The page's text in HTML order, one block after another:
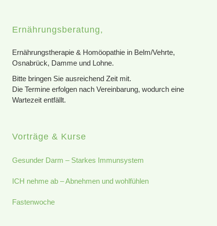
Ernährungsberatung,
Ernährungstherapie & Homöopathie in Belm/Vehrte,
Osnabrück, Damme und Lohne.
Bitte bringen Sie ausreichend Zeit mit.
Die Termine erfolgen nach Vereinbarung, wodurch eine
Wartezeit entfällt.
Vorträge & Kurse
Gesunder Darm – Starkes Immunsystem
ICH nehme ab – Abnehmen und wohlfühlen
Fastenwoche